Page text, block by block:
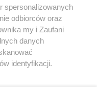
spersonalizowanych
odbiorców oraz
my i Zaufani
danych
identyfikacji.